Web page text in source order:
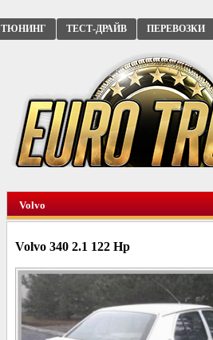
ТЮНИНГ ТЕСТ-ДРАЙВ ПЕРЕВОЗКИ
Volvo
Volvo 340 2.1 122 Hp